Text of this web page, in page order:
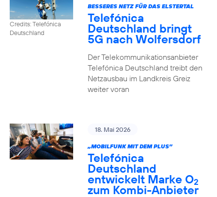
Credits: Telefónica
Deutschland
BESSERES NETZ FÜR DAS ELSTERTAL
Telefónica
Deutschland bringt
5G nach Wolfersdorf
Der Telekommunikationsanbieter
Telefónica Deutschland treibt den
Netzausbau im Landkreis Greiz
weiter voran
18. Mai 2026
„MOBILFUNK MIT DEM PLUS”
Telefónica
Deutschland
entwickelt Marke O2
zum Kombi-Anbieter